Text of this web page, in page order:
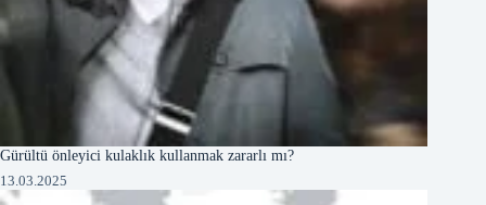
Gürültü önleyici kulaklık kullanmak zararlı mı?
13.03.2025